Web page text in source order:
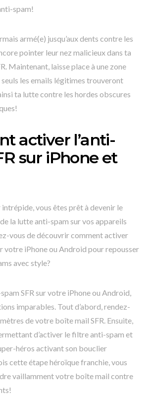
spam!
armé(e) jusqu’aux dents contre les
pointer leur nez malicieux dans ta
Maintenant, laisse place à une zone
les emails légitimes trouveront
ta lutte contre les hordes obscures
activer l’anti-
sur iPhone et
vous êtes prêt à devenir le
la lutte anti-spam sur vos appareils
vous de découvrir comment activer
votre iPhone ou Android pour repousser
avec style?
SFR sur votre iPhone ou Android,
imparables. Tout d’abord, rendez-
de votre boîte mail SFR. Ensuite,
d’activer le filtre anti-spam et
héros activant son bouclier
cette étape héroïque franchie, vous
vaillamment votre boîte mail contre